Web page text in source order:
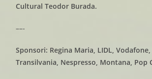
Cultural Teodor Burada.
––-
Sponsori: Regina Maria, LIDL, Vodafone,
Transilvania, Nespresso, Montana, Pop